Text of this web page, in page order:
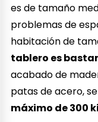
es de tamaño
problemas de
habitación de
tablero es
acabado de
patas de acero,
máximo de 300